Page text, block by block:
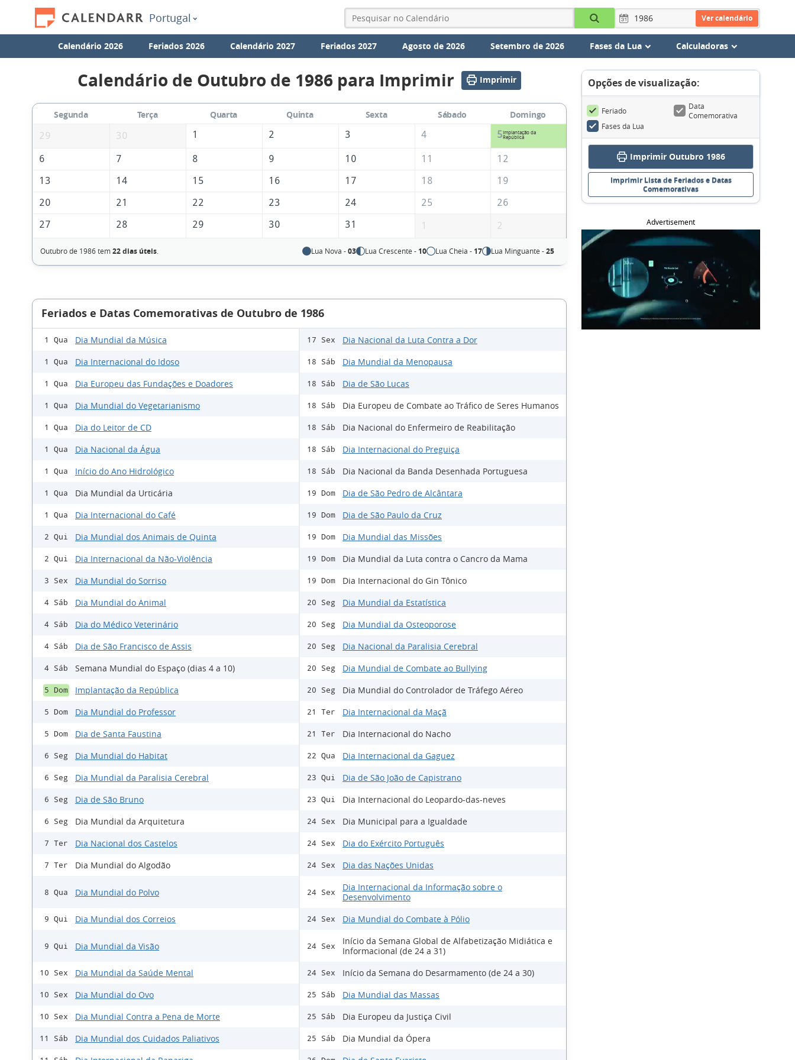
Portugal Ver calendário
Calendário 2026 Feriados 2026 Calendário 2027 Feriados 2027 Agosto de 2026 Setembro de 2026 Fases da Lua Calculadoras
Calendário de Outubro de 1986 para Imprimir Imprimir
Segunda Terça Quarta Quinta Sexta Sábado
Domingo
29
30 1 2 3 4 5Implantação da
República
6 7 8 9 10 11
12
13
14 15 16 17 18
19
20
21 22 23 24 25
26
27
28 29 30 31 1 2
Outubro de 1986 tem22 dias úteis. Lua Nova -03 Lua Crescente - 10 Lua Cheia - 17 Lua Minguante -25
Feriados e Datas Comemorativas de Outubro de 1986
1 Qua Dia Mundial da Música
1 Qua Dia Internacional do Idoso
1 Qua Dia Europeu das Fundações e Doadores
1 Qua Dia Mundial do Vegetarianismo
1 Qua Dia do Leitor de CD
1 Qua Dia Nacional da Água
1 Qua Início do Ano Hidrológico
1 Qua Dia Mundial da Urticária
1 Qua Dia Internacional do Café
2 Qui Dia Mundial dos Animais de Quinta
2 Qui Dia Internacional da Não-Violência
3 Sex Dia Mundial do Sorriso
4 Sáb Dia Mundial do Animal
4 Sáb Dia do Médico Veterinário
4 Sáb Dia de São Francisco de Assis
4 Sáb Semana Mundial do Espaço (dias 4 a 10)
5 Dom Implantação da República
5 Dom Dia Mundial do Professor
5 Dom Dia de Santa Faustina
6 Seg Dia Mundial do Habitat
6 Seg Dia Mundial da Paralisia Cerebral
6 Seg Dia de São Bruno
6 Seg Dia Mundial da Arquitetura
7 Ter Dia Nacional dos Castelos
7 Ter Dia Mundial do Algodão
8 Qua Dia Mundial do Polvo
9 Qui Dia Mundial dos Correios
9 Qui Dia Mundial da Visão
10 Sex Dia Mundial da Saúde Mental
10 Sex Dia Mundial do Ovo
10 Sex Dia Mundial Contra a Pena de Morte
11 Sáb Dia Mundial dos Cuidados Paliativos
17 Sex Dia Nacional da Luta Contra a Dor
18 Sáb Dia Mundial da Menopausa
18 Sáb Dia de São Lucas
18 Sáb Dia Europeu de Combate ao Tráfico de Seres Humanos
18 Sáb Dia Nacional do Enfermeiro de Reabilitação
18 Sáb Dia Internacional do Preguiça
18 Sáb Dia Nacional da Banda Desenhada Portuguesa
19 Dom Dia de São Pedro de Alcântara
19 Dom Dia de São Paulo da Cruz
19 Dom Dia Mundial das Missões
19 Dom Dia Mundial da Luta contra o Cancro da Mama
19 Dom Dia Internacional do Gin Tônico
20 Seg Dia Mundial da Estatística
20 Seg Dia Mundial da Osteoporose
20 Seg Dia Nacional da Paralisia Cerebral
20 Seg Dia Mundial de Combate ao Bullying
20 Seg Dia Mundial do Controlador de Tráfego Aéreo
21 Ter Dia Internacional da Maçã
21 Ter Dia Internacional do Nacho
22 Qua Dia Internacional da Gaguez
23 Qui Dia de São João de Capistrano
23 Qui Dia Internacional do Leopardo-das-neves
24 Sex Dia Municipal para a Igualdade
24 Sex Dia do Exército Português
24 Sex Dia das Nações Unidas
24 Sex
Dia Internacional da Informação sobre o
Desenvolvimento
24 Sex Dia Mundial do Combate à Pólio
24 Sex
Início da Semana Global de Alfabetização Midiática e
Informacional (de 24 a 31)
24 Sex Início da Semana do Desarmamento (de 24 a 30)
25 Sáb Dia Mundial das Massas
25 Sáb Dia Europeu da Justiça Civil
25 Sáb Dia Mundial da Ópera
Opções de visualização:
Feriado
Data
Comemorativa
Fases da Lua
Imprimir Outubro 1986
Imprimir Lista de Feriados e Datas
Comemorativas
Advertisement